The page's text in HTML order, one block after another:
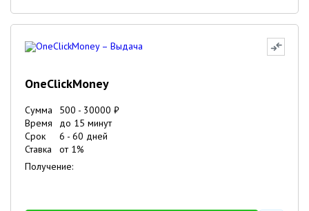
OneClickMoney
Сумма 500 - 30000 ₽
Время
до 15 минут
Срок
6 - 60 дней
Ставка
от 1%
Получение: